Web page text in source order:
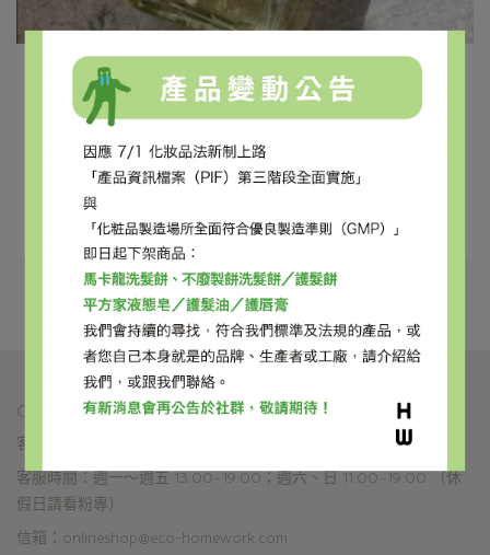
液態皂是什麼？液態皂使用優點及成分大解
柏衡 | 2024-08-01
隨著清潔產品的多樣化，液態皂逐漸成為一款既方便又多
功能的清潔選擇，但你可能會好奇⋯
閱讀更多 ->
CONTACT US
客服專線：04-2372-5842
客服時間：週一～週五 13:00~19:00；週六、日 11:00~19:00 （休
假日請看粉專）
信箱：onlineshop@eco-homework.com